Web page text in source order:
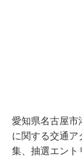
愛知県名古屋市
に関する交通ア
集、抽選エント